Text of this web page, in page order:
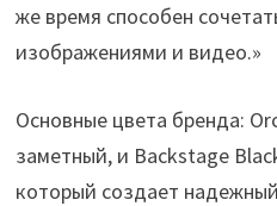
же время способен
изображениями и видео.»
Основные цвета бренда:
заметный, и Backstage
который создает